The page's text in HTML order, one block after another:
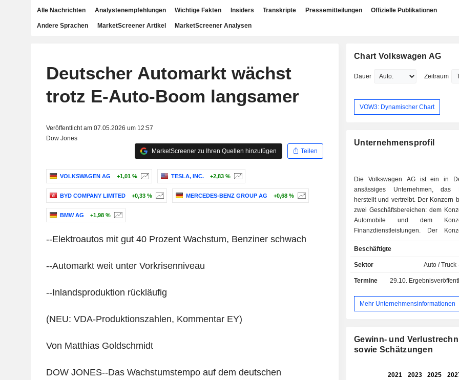
Alle Nachrichten Analystenempfehlungen Wichtige Fakten Insiders Transkripte Pressemitteilungen Offizielle Publikationen
Andere Sprachen MarketScreener Artikel MarketScreener Analysen
Deutscher Automarkt wächst
trotz E-Auto-Boom langsamer
Veröffentlicht am 07.05.2026 um 12:57
Dow Jones
MarketScreener zu Ihren Quellen hinzufügen
Teilen
VOLKSWAGEN AG +1,01 % TESLA, INC. +2,83 %
BYD COMPANY LIMITED +0,33 % MERCEDES-BENZ GROUP AG +0,68 %
BMW AG +1,98 %
--Elektroautos mit gut 40 Prozent Wachstum, Benziner schwach
--Automarkt weit unter Vorkrisenniveau
--Inlandsproduktion rückläufig
(NEU: VDA-Produktionszahlen, Kommentar EY)
Von Matthias Goldschmidt
DOW JONES--Das Wachstumstempo auf dem deutschen
Chart Volkswagen AG
Dauer Zeitraum
VOW3: Dynamischer Chart
Unternehmensprofil
Die Volkswagen AG ist ein in
ansässiges Unternehmen, das
herstellt und vertreibt. Der Konzern
zwei Geschäftsbereichen: dem
Automobile und dem
Finanzdienstleistungen. Der
Nutzfahrzeuge und Power
Bereich konzentriert sich auf die
Fahrzeugsoftware, die
Bussen und Motorrädern
Geschäft mit Originalteilen,
konzentriert sich auf die Bereiche
Kundenfinanzierung,
Beschäftigte
Sektor Auto / Truck
Termine 29.10.
Mehr Unternehmensinformationen
Gewinn- und
sowie Schätzungen